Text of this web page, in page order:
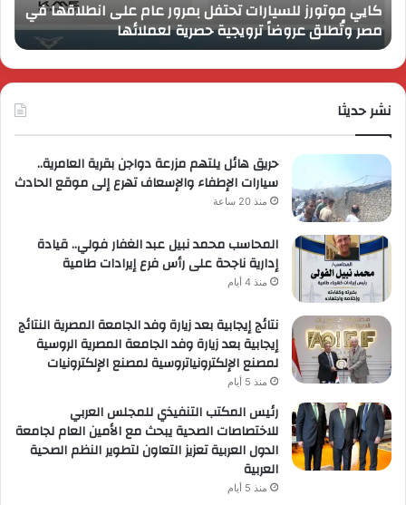
في
مصر
وتُطلق
عروضاً
ترويجية
حصرية
كايي موتورز للسيارات تحتفل بمرور عام على انطلاقها في
مصر وتُطلق عروضاً ترويجية حصرية لعملائها
نشر حديثا
حريق هائل يلتهم مزرعة دواجن بقرية العامرية..
سيارات الإطفاء والإسعاف تهرع إلى موقع الحادث
منذ 20 ساعة
المحاسب محمد نبيل عبد الغفار فولي.. قيادة
إدارية ناجحة على رأس فرع إيرادات طامية
منذ 4 أيام
نتائج إيجابية بعد زيارة وفد الجامعة المصرية النتائج
إيجابية بعد زيارة وفد الجامعة المصرية الروسية
لمصنع الإلكترونياتروسية لمصنع الإلكترونيات
منذ 5 أيام
رئيس المكتب التنفيذي للمجلس العربي
للاختصاصات الصحية يبحث مع الأمين العام لجامعة
الدول العربية تعزيز التعاون لتطوير النظم الصحية
العربية
منذ 5 أيام